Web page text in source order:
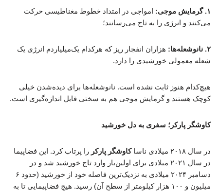
۱. گرمایش موجی:
امواجی در امتداد خطوط مغناطیسی حرکت
می‌کنند و انرژی را به تاج می‌رسانند؛
۲. نانوشعله‌ها:
هزاران انفجار ریز که هرکدام یک‌میلیاردم انرژی یک
شعله معمولی خورشیدی را دارد.
هیچ‌کدام هنوز ثابت نشده است. نانوشعله‌ها برای دیده‌شدن خیلی
کوچک هستند و گرمایش موجی هم به سختی قابل اندازه‌گیری است.
کاوشگر پارکر؛ سفری به دل خورشید
در سال ۲۰۱۸ میلادی ناسا کاوشگر پارکر را پرتاب کرد. این فضاپیما
در سال ۲۰۲۱ میلادی برای اولین‌بار وارد تاج خورشید شد و در
دسامبر ۲۰۲۴ میلادی به نزدیک‌ترین فاصله خود از خورشید (حدود ۶
میلیون و ۱۰۰ هزار کیلومتر از سطح آن) رسید. هیچ فضاپیمایی تا به